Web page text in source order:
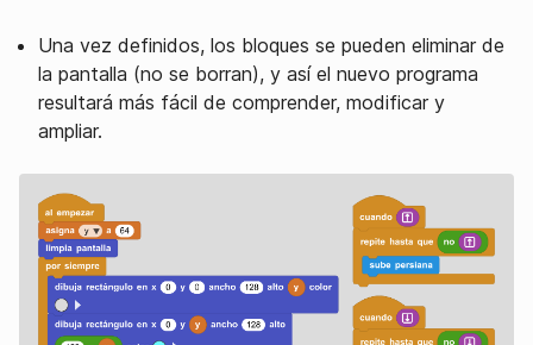
Una vez definidos, los bloques se pueden eliminar de
la pantalla (no se borran), y así el nuevo programa
resultará más fácil de comprender, modificar y
ampliar.